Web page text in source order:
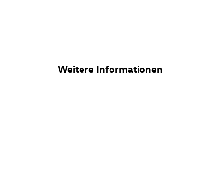
Weitere Informationen